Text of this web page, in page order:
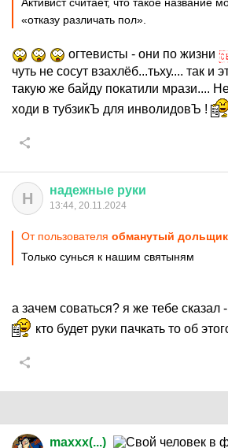
«отказу различать пол».
огтевисты - они по жизни
чуть не сосут взахлёб...тьху.... так и
такую же байду покатили мрази....
ходи в тубзикЪ для инволидовЪ !
Н надежные руки
13:44, 20.11.2024
От пользователя обманутый дольщик
Только сунься к нашим святыням
а зачем соваться? я же тебе сказал
кто будет руки пачкать то об
maxxx(...)